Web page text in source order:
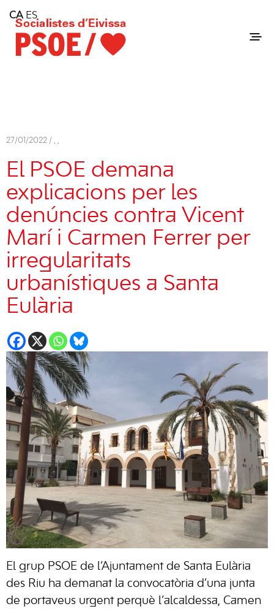
Consell Insular d'Eivissa
Services
Contact
27/01/2022 / , ,
El PSOE demana
explicacions per les
denúncies contra Vicent
Marí i Carmen Ferrer per
irregularitats
urbanístiques a Santa
Eulària
El grup PSOE de l’Ajuntament de Santa Eulària
des Riu ha demanat la convocatòria d’una junta
de portaveus urgent perquè l’alcaldessa, Camen
CA ES